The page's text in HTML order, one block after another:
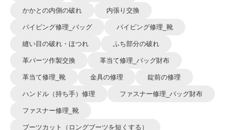
かかとの内側の破れ 内張り交換
パイピング修理_バッグ パイピング修理_靴
縫い目の破れ・ほつれ ふち部分の破れ
革パーツ作製交換 革当て修理_バッグ財布
革当て修理_靴 金具の修理 錠前の修理
ハンドル（持ち手）修理 ファスナー修理_バッグ財布
ファスナー修理_靴
ブーツカット（ロングブーツを短くする）